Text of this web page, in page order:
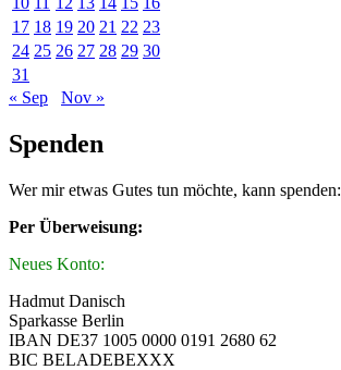
17 18 19 20 21 22 23
24 25 26 27 28 29 30
31
« Sep
Nov »
Spenden
Wer mir etwas Gutes tun möchte, kann spenden:
Per Überweisung:
Neues Konto:
Hadmut Danisch
Sparkasse Berlin
IBAN DE37 1005 0000 0191 2680 62
BIC BELADEBEXXX